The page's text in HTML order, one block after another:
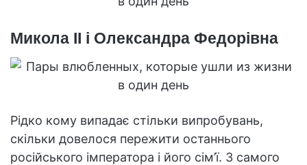
Микола II і Олександра Федорівна
Рідко кому випадає стільки випробувань,
скільки довелося пережити останнього
російського імператора і його сім’ї. З самого